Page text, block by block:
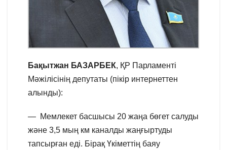
Бақытжан БАЗАРБЕК, ҚР Парламенті
Мәжілісінің депутаты (пікір интернеттен
алынды):
— Мемлекет басшысы 20 жаңа бөгет салуды
және 3,5 мың км каналды жаңғыртуды
тапсырған еді. Бірақ Үкіметтің баяу